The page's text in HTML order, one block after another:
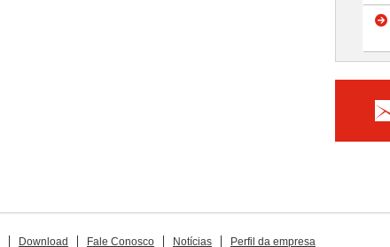
Download Fale Conosco Notícias Perfil da empresa